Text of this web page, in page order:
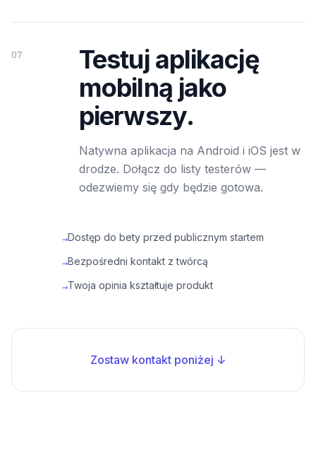
07
Testuj aplikację
mobilną jako
pierwszy.
Natywna aplikacja na Android i iOS jest w
drodze. Dołącz do listy testerów —
odezwiemy się gdy będzie gotowa.
→Dostęp do bety przed publicznym startem
→Bezpośredni kontakt z twórcą
→Twoja opinia kształtuje produkt
Zostaw kontakt poniżej ↓